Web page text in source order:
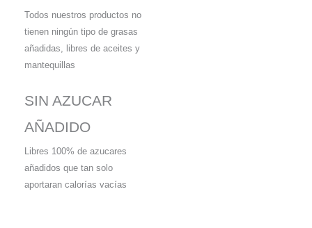
Todos nuestros productos no
tienen ningún tipo de grasas
añadidas, libres de aceites y
mantequillas
SIN AZUCAR
AÑADIDO
Libres 100% de azucares
añadidos que tan solo
aportaran calorías vacías